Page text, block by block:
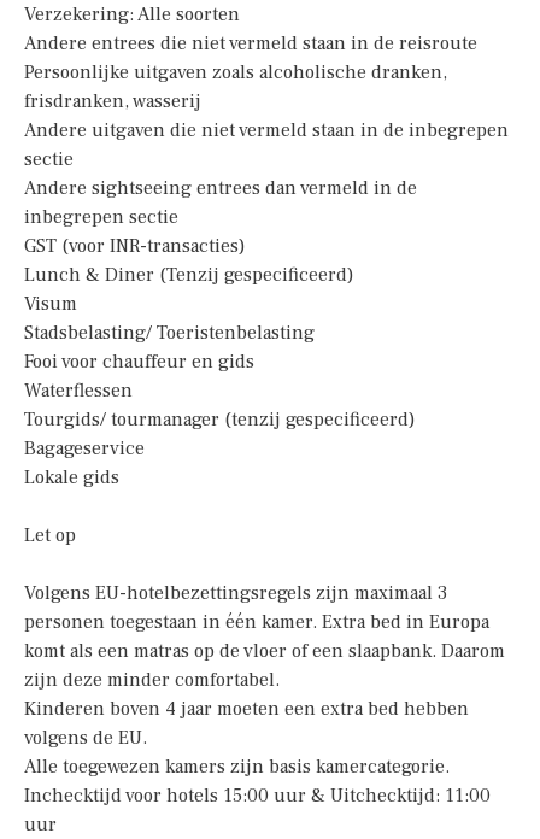
Verzekering: Alle soorten
Andere entrees die niet vermeld staan in de reisroute
Persoonlijke uitgaven zoals alcoholische dranken,
frisdranken, wasserij
Andere uitgaven die niet vermeld staan in de inbegrepen
sectie
Andere sightseeing entrees dan vermeld in de
inbegrepen sectie
GST (voor INR-transacties)
Lunch & Diner (Tenzij gespecificeerd)
Visum
Stadsbelasting/ Toeristenbelasting
Fooi voor chauffeur en gids
Waterflessen
Tourgids/ tourmanager (tenzij gespecificeerd)
Bagageservice
Lokale gids
Let op
Volgens EU-hotelbezettingsregels zijn maximaal 3
personen toegestaan in één kamer. Extra bed in Europa
komt als een matras op de vloer of een slaapbank. Daarom
zijn deze minder comfortabel.
Kinderen boven 4 jaar moeten een extra bed hebben
volgens de EU.
Alle toegewezen kamers zijn basis kamercategorie.
Inchecktijd voor hotels 15:00 uur & Uitchecktijd: 11:00
uur